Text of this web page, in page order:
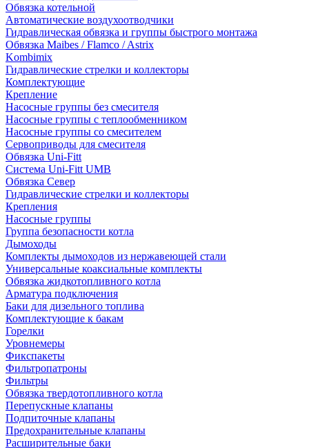
Обвязка котельной
Автоматические воздухоотводчики
Гидравлическая обвязка и группы быстрого монтажа
Обвязка Maibes / Flamco / Astrix
Kombimix
Гидравлические стрелки и коллекторы
Комплектующие
Крепление
Насосные группы без смесителя
Насосные группы с теплообменником
Насосные группы со смесителем
Сервоприводы для смесителя
Обвязка Uni-Fitt
Система Uni-Fitt UMB
Обвязка Север
Гидравлические стрелки и коллекторы
Крепления
Насосные группы
Группа безопасности котла
Дымоходы
Комплекты дымоходов из нержавеющей стали
Универсальные коаксиальные комплекты
Обвязка жидкотопливного котла
Арматура подключения
Баки для дизельного топлива
Комплектующие к бакам
Горелки
Уровнемеры
Фикспакеты
Фильтропатроны
Фильтры
Обвязка твердотопливного котла
Перепускные клапаны
Подпиточные клапаны
Предохранительные клапаны
Расширительные баки